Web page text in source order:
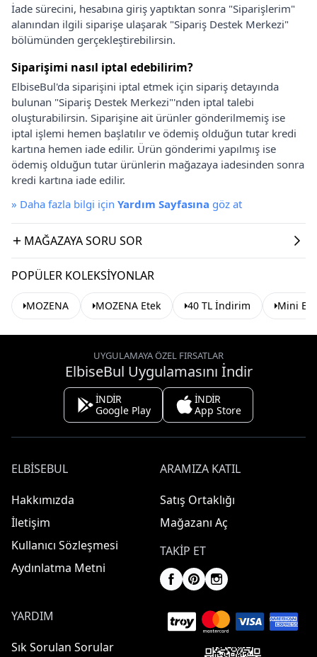
İade sürecini, hesabına giriş yaptıktan sonra "Siparişlerim"
alanından ilgili siparişe ulaşarak "Sipariş Destek Merkezi"
bölümünden gerçekleştirebilirsin.
Siparişimi nasıl iptal edebilirim?
ElbiseBul'da siparişini iptal etmek için sipariş detayında
bulunan "Sipariş Destek Merkezi"'nden iptal talebi
oluşturabilirsin. Siparişine ait ürünler gönderilmemiş ise
iptal işlemi hemen başlatılır ve ödemiş olduğun tutar kredi
kartına hemen iade edilir. Ürün gönderimi yapılmış ise
ödemiş olduğun tutar ürünlerin mağazaya iadesinden sonra
kredi kartına iade edilir.
» Daha fazla bilgi için Yardım Sayfasına göz at
MAĞAZAYA SORU SOR
POPÜLER KOLEKSIYONLAR
MOZENA MOZENA Etek 40 TL İndirim Mini
UYGULAMAYA ÖZEL FIRSATLAR
ElbiseBul Uygulamasını İndir
İNDİR
Google Play
İNDİR
App Store
ELBISEBUL
Hakkımızda
İletişim
Kullanıcı Sözleşmesi
Aydınlatma Metni
ARAMIZA KATIL
Satış Ortaklığı
Mağazanı Aç
TAKIP ET
YARDIM
Sık Sorulan Sorular